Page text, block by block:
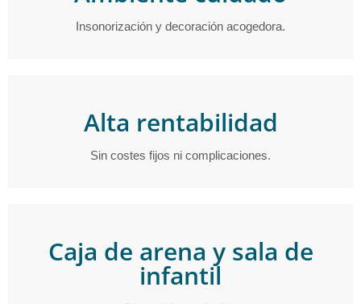
Insonorización y decoración acogedora.
Alta rentabilidad
Sin costes fijos ni complicaciones.
Caja de arena y sala de
infantil